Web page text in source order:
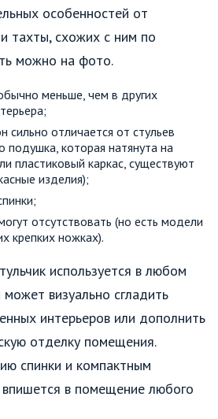
особенностей от
тахты, схожих с ним по
можно на фото.
меньше, чем в других
сильно отличается от стульев
подушка, которая натянута на
пластиковый каркас, существуют
изделия);
отсутствовать (но есть модели
крепких ножках).
используется в любом
визуально сгладить
интерьеров или дополнить
отделку помещения.
спинки и компактным
в помещение любого